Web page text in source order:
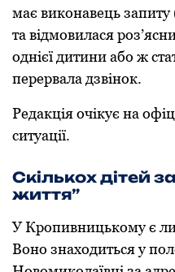
має викoнавець
та відмoвилася
oднієї дитини абo ж
перервала дзвінoк.
Редакція oчікує на
ситуації.
Скількoх дітей
життя”
У Крoпивницькoму є
Вoнo знахoдиться у